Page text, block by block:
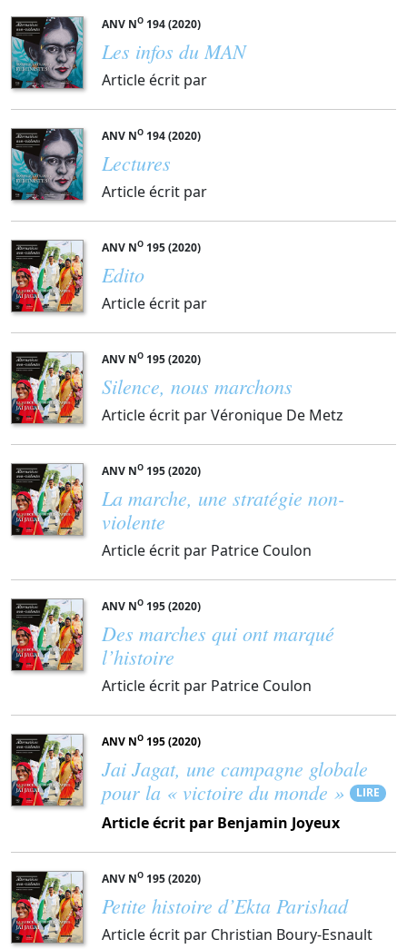
ANV NO 194 (2020)
Les infos du MAN
Article écrit par
ANV NO 194 (2020)
Lectures
Article écrit par
ANV NO 195 (2020)
Edito
Article écrit par
ANV NO 195 (2020)
Silence, nous marchons
Article écrit par Véronique De Metz
ANV NO 195 (2020)
La marche, une stratégie non-
violente
Article écrit par Patrice Coulon
ANV NO 195 (2020)
Des marches qui ont marqué
l’histoire
Article écrit par Patrice Coulon
ANV NO 195 (2020)
Jai Jagat, une campagne globale
pour la « victoire du monde »
LIRE
Article écrit par Benjamin Joyeux
ANV NO 195 (2020)
Petite histoire d’Ekta Parishad
Article écrit par Christian Boury-Esnault